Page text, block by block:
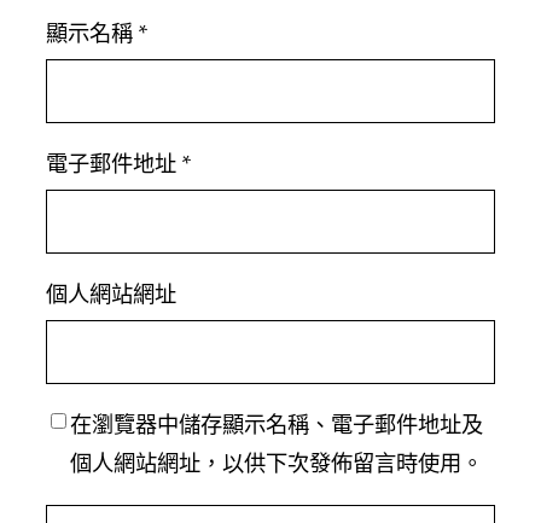
顯示名稱 *
電子郵件地址 *
個人網站網址
在瀏覽器中儲存顯示名稱、電子郵件地址及
個人網站網址，以供下次發佈留言時使用。